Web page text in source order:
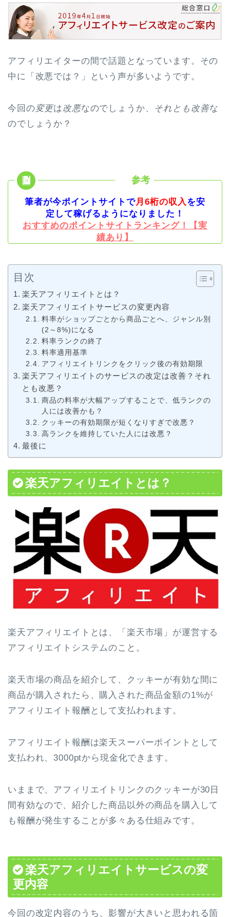
アフィリエイターの間で話題となっています。その
中に「改悪では？」という声が多いようです。
今回の変更は改悪なのでしょうか、 それとも改善な
のでしょうか？
筆者が今ポイントサイトで月6桁の収入を安
定して稼げるようになりました！
おすすめのポイントサイトランキング！【実
績あり】
目次
楽天アフィリエイトとは？
楽天アフィリエイトサービスの変更内容
料率がショップごとから商品ごとへ、ジャンル別
(2～8%)になる
料率ランクの終了
料率適用基準
アフィリエイトリンクをクリック後の有効期限
楽天アフィリエイトのサービスの改定は改善？それ
とも改悪？
商品の料率が大幅アップすることで、低ランクの
人には改善かも？
クッキーの有効期限が短くなりすぎで改悪？
高ランクを維持していた人には改悪？
最後に
楽天アフィリエイトとは？
楽天アフィリエイトとは、「楽天市場」が運営する
アフィリエイトシステムのこと。
楽天市場の商品を紹介して、クッキーが有効な間に
商品が購入されたら、購入された商品金額の1%が
アフィリエイト報酬として支払われます。
アフィリエイト報酬は楽天スーパーポイントとして
支払われ、3000ptから現金化できます。
いままで、アフィリエイトリンクのクッキーが30日
間有効なので、紹介した商品以外の商品を購入して
も報酬が発生することが多々ある仕組みです。
楽天アフィリエイトサービスの変
更内容
今回の改定内容のうち、影響が大きいと思われる箇